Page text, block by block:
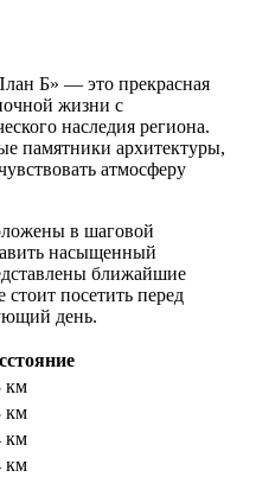
Б» — это прекрасная
жизни с
наследия региона.
памятники архитектуры,
атмосферу
в шаговой
насыщенный
ближайшие
стоит посетить перед
день.
км
км
км
км